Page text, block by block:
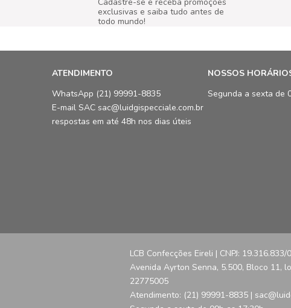
exclusivas e saiba tudo antes de
todo mundo!
ATENDIMENTO
WhatsApp (21) 99991-8835
E-mail SAC sac@luidgispecciale.com.br
respostas em até 48h nos dias úteis
NOSSOS
Segunda a sexta de
LCB Confecções Eireli | CNPJ:
Avenida Ayrton Senna, 5.500, Bloco 11,
22775005
Atendimento: (21) 99991-8835 |